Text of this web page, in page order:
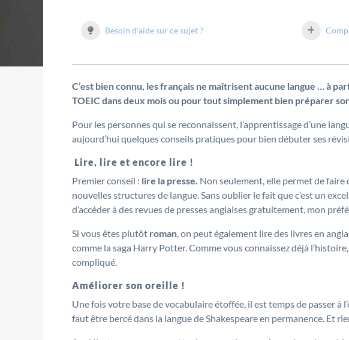
Besoin d'aide sur ce sujet ?
C’est bien connu, les français ne maîtrisent aucune langue … à
TOEIC dans deux mois ou pour tout simplement bien préparer
Pour les personnes qui se reconnaissent, l’apprentissage d’une
aujourd’hui quelques conseils pratiques pour bien débuter ses
Lire, lire et encore lire !
Premier conseil : lire la presse. Non seulement, elle permet de faire
nouvelles structures de langue. Sans oublier le fait que c’est un
d’accéder à des revues de presses anglaises gratuitement, mon
Si vous êtes plutôt roman, on peut également lire des livres en
comme la saga Harry Potter. Comme vous connaissez déjà
compliqué.
Améliorer son oreille !
Une fois votre base de vocabulaire étoffée, il est temps de passer à
faut être bercé dans la langue de Shakespeare en permanence. Et